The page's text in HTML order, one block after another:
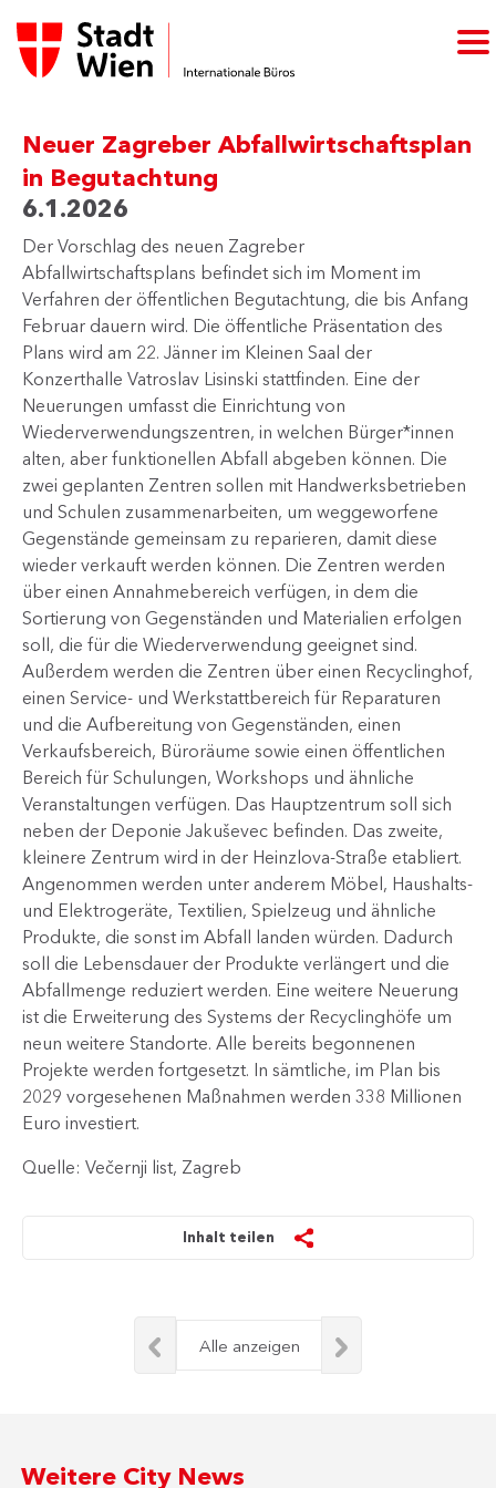
Neuer Zagreber Abfallwirtschaftsplan
in Begutachtung
6.1.2026
Der Vorschlag des neuen Zagreber
Abfallwirtschaftsplans befindet sich im Moment im
Verfahren der öffentlichen Begutachtung, die bis Anfang
Februar dauern wird. Die öffentliche Präsentation des
Plans wird am 22. Jänner im Kleinen Saal der
Konzerthalle Vatroslav Lisinski stattfinden. Eine der
Neuerungen umfasst die Einrichtung von
Wiederverwendungszentren, in welchen Bürger*innen
alten, aber funktionellen Abfall abgeben können. Die
zwei geplanten Zentren sollen mit Handwerksbetrieben
und Schulen zusammenarbeiten, um weggeworfene
Gegenstände gemeinsam zu reparieren, damit diese
wieder verkauft werden können. Die Zentren werden
über einen Annahmebereich verfügen, in dem die
Sortierung von Gegenständen und Materialien erfolgen
soll, die für die Wiederverwendung geeignet sind.
Außerdem werden die Zentren über einen Recyclinghof,
einen Service- und Werkstattbereich für Reparaturen
und die Aufbereitung von Gegenständen, einen
Verkaufsbereich, Büroräume sowie einen öffentlichen
Bereich für Schulungen, Workshops und ähnliche
Veranstaltungen verfügen. Das Hauptzentrum soll sich
neben der Deponie Jakuševec befinden. Das zweite,
kleinere Zentrum wird in der Heinzlova-Straße etabliert.
Angenommen werden unter anderem Möbel, Haushalts-
und Elektrogeräte, Textilien, Spielzeug und ähnliche
Produkte, die sonst im Abfall landen würden. Dadurch
soll die Lebensdauer der Produkte verlängert und die
Abfallmenge reduziert werden. Eine weitere Neuerung
ist die Erweiterung des Systems der Recyclinghöfe um
neun weitere Standorte. Alle bereits begonnenen
Projekte werden fortgesetzt. In sämtliche, im Plan bis
2029 vorgesehenen Maßnahmen werden 338 Millionen
Euro investiert.
Quelle: Večernji list, Zagreb
Inhalt teilen
Alle anzeigen
Weitere City News